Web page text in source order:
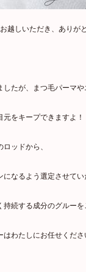
越しいただき、ありが
たが、まつ毛パーマや
をキープできますよ！
ッドから、
になるよう選定させて
続する成分のグルーを
はわたしにお任せくださ